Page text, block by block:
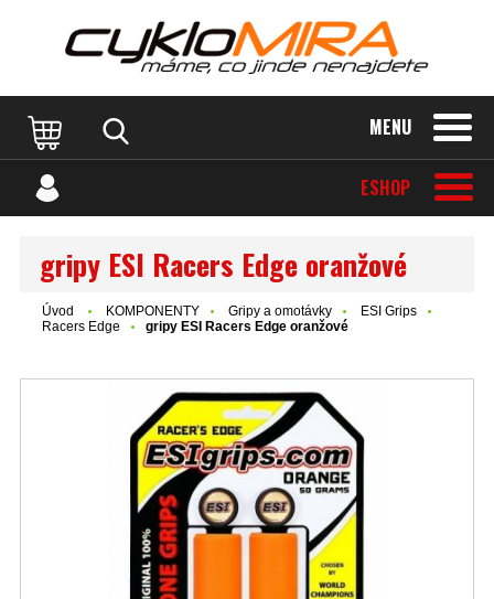
MENU
ESHOP
gripy ESI Racers Edge oranžové
Úvod KOMPONENTY Gripy a omotávky
ESI Grips
Racers Edge
gripy ESI Racers Edge oranžové